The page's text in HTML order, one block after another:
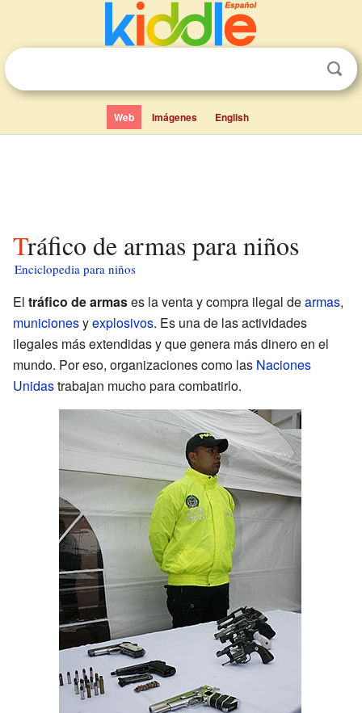
Web Imágenes English
Tráfico de armas para niños
Enciclopedia para niños
El tráfico de armases la venta y compra ilegal dearmas,
municionesyexplosivos. Es una de las actividades
ilegales más extendidas y que genera más dinero en el
mundo. Por eso, organizaciones como las Naciones
Unidastrabajan mucho para combatirlo.